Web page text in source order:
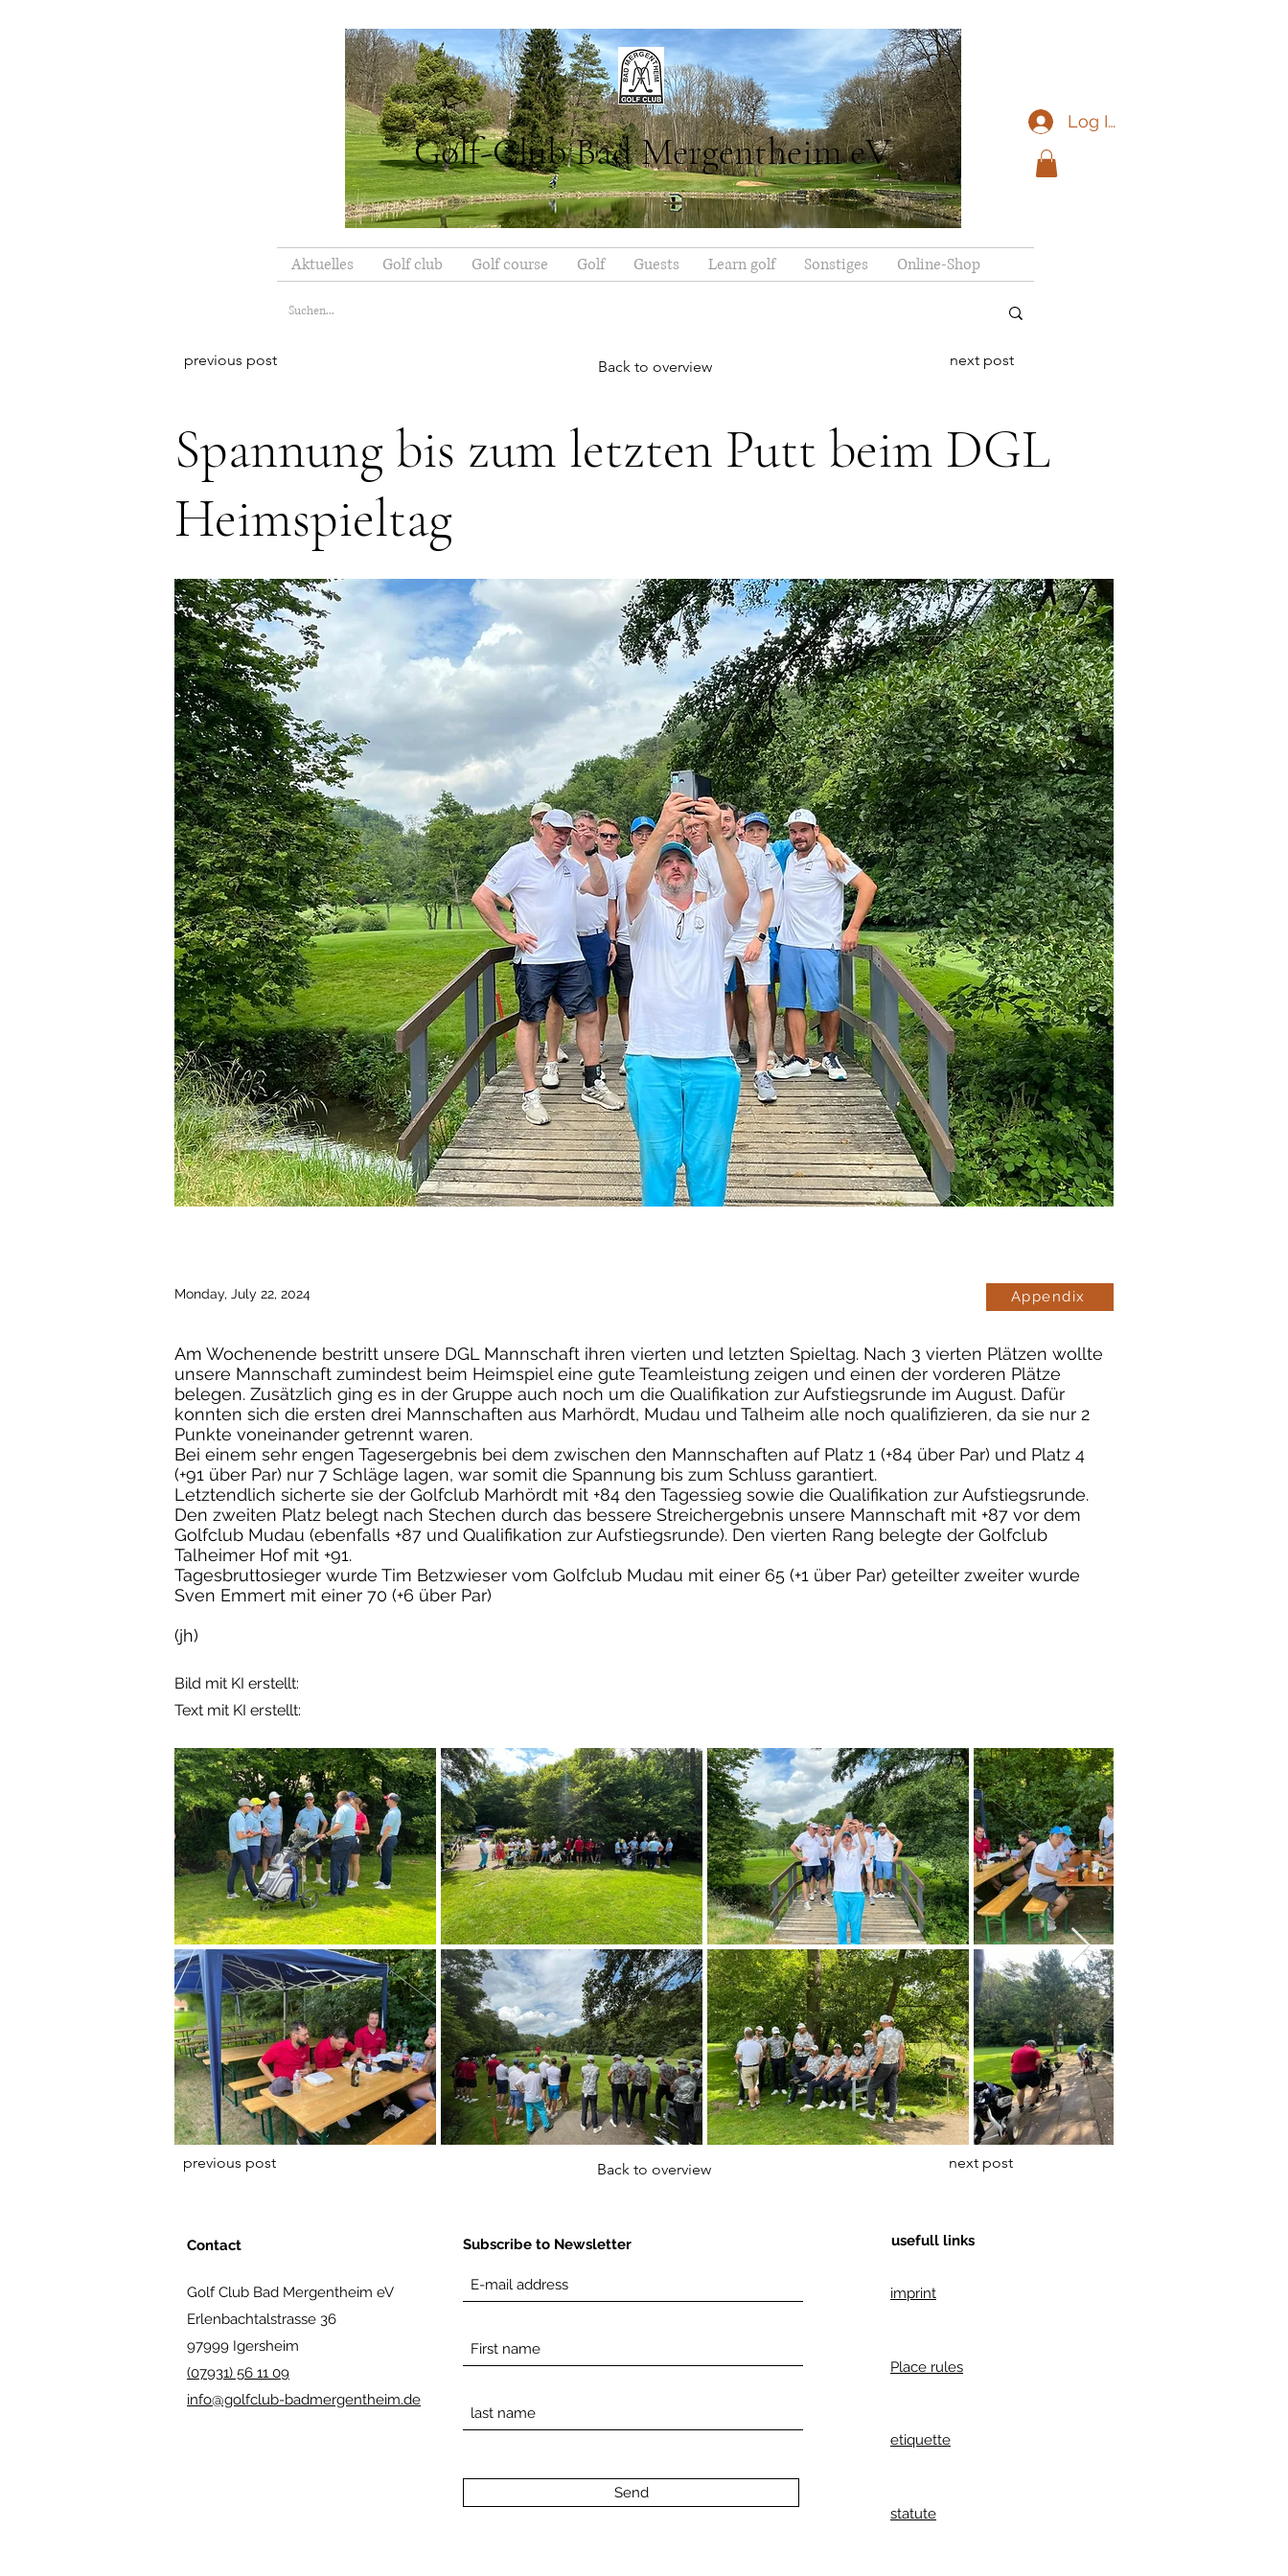
Golf-Club Bad Mergentheim eV
Log In
Aktuelles Golf club Golf course Golf Guests Learn golf Sonstiges Online-Shop
previous post Back to overview next post
Spannung bis zum letzten Putt beim DGL
Heimspieltag
Monday, July 22, 2024 Appendix
Am Wochenende bestritt unsere DGL Mannschaft ihren vierten und letzten Spieltag. Nach 3 vierten Plätzen wollte
unsere Mannschaft zumindest beim Heimspiel eine gute Teamleistung zeigen und einen der vorderen Plätze
belegen. Zusätzlich ging es in der Gruppe auch noch um die Qualifikation zur Aufstiegsrunde im August. Dafür
konnten sich die ersten drei Mannschaften aus Marhördt, Mudau und Talheim alle noch qualifizieren, da sie nur 2
Punkte voneinander getrennt waren.
Bei einem sehr engen Tagesergebnis bei dem zwischen den Mannschaften auf Platz 1 (+84 über Par) und Platz 4
(+91 über Par) nur 7 Schläge lagen, war somit die Spannung bis zum Schluss garantiert.
Letztendlich sicherte sie der Golfclub Marhördt mit +84 den Tagessieg sowie die Qualifikation zur Aufstiegsrunde.
Den zweiten Platz belegt nach Stechen durch das bessere Streichergebnis unsere Mannschaft mit +87 vor dem
Golfclub Mudau (ebenfalls +87 und Qualifikation zur Aufstiegsrunde). Den vierten Rang belegte der Golfclub
Talheimer Hof mit +91.
Tagesbruttosieger wurde Tim Betzwieser vom Golfclub Mudau mit einer 65 (+1 über Par) geteilter zweiter wurde
Sven Emmert mit einer 70 (+6 über Par)
(jh)
Bild mit KI erstellt:
Text mit KI erstellt:
previous post Back to overview next post
Contact
Golf Club Bad Mergentheim eV
Erlenbachtalstrasse 36
97999 Igersheim
(07931) 56 11 09
info@golfclub-badmergentheim.de
Subscribe to Newsletter
Send
usefull links
statute
imprint
Place rules
etiquette